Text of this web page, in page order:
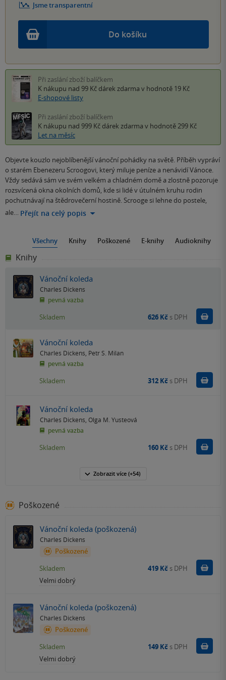
Do košíku
Jsme transparentní
Při zaslání zboží balíčkem
K nákupu nad 99 Kč dárek zdarma v hodnotě 19 Kč
E-shopové listy
Při zaslání zboží balíčkem
K nákupu nad 999 Kč dárek zdarma v hodnotě 299 Kč
Let na měsíc
Objevte kouzlo nejoblíbenější vánoční pohádky na světě. Příběh vypráví
o starém Ebenezeru Scroogovi, který miluje peníze a nenávidí Vánoce.
Vždy sedává sám ve svém velkém a chladném domě a zlostně pozoruje
rozsvícená okna okolních domů, kde si lidé v útulném kruhu rodin
pochutnávají na štědrovečerní hostině. Scrooge si lehne do postele,
ale… Přejít na celý popis
Všechny Knihy Poškozené E-knihy Audioknihy
Knihy
Vánoční koleda
Charles Dickens
pevná vazba
Skladem 626 Kč s DPH
Vánoční koleda
Charles Dickens, Petr S. Milan
pevná vazba
Skladem 312 Kč s DPH
Vánoční koleda
Charles Dickens, Olga M. Yusteová
pevná vazba
Skladem 160 Kč s DPH
Zobrazit více(+54)
Poškozené
Vánoční koleda (poškozená)
Charles Dickens
Poškozené
Velmi dobrý
Skladem 419 Kč s DPH
Vánoční koleda (poškozená)
Charles Dickens
Poškozené
Velmi dobrý
Skladem 149 Kč s DPH